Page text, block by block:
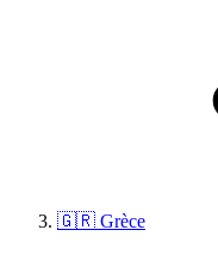
🇬🇷 Grèce